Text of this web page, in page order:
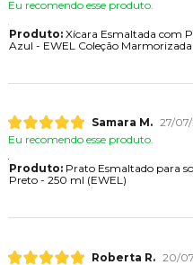
Eu recomendo esse produto.
Produto:Xícara Esmaltada com
Azul - EWEL Coleção Marmorizada
Samara M. 27/
Eu recomendo esse produto.
Produto:Prato Esmaltado para
Preto - 250 ml (EWEL)
Roberta R. 20/